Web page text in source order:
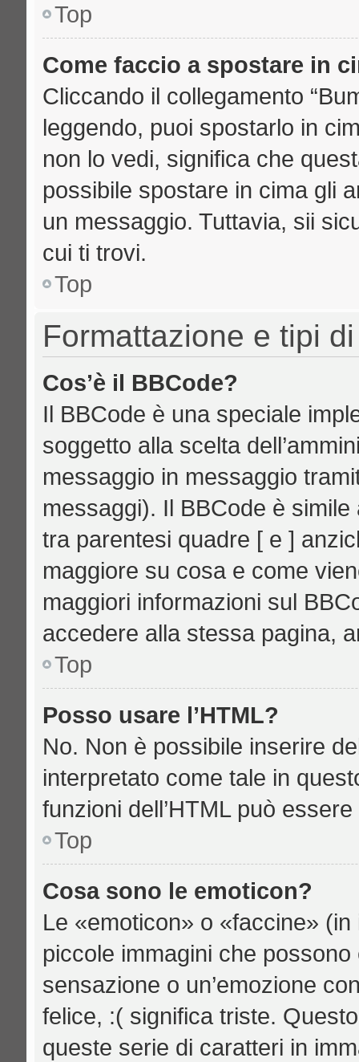
Top
Come faccio a spostare in
Cliccando il collegamento
leggendo, puoi spostarlo in
non lo vedi, significa che
possibile spostare in cima gli
un messaggio. Tuttavia, sii
cui ti trovi.
Top
Formattazione e tipi
Cos’è il BBCode?
Il BBCode è una speciale
soggetto alla scelta
messaggio in messaggio
messaggi). Il BBCode è
tra parentesi quadre [ e ]
maggiore su cosa e come
maggiori informazioni sul
accedere alla stessa pagina,
Top
Posso usare l’HTML?
No. Non è possibile inserire
interpretato come tale in
funzioni dell’HTML può
Top
Cosa sono le emoticon?
Le «emoticon» o «faccine»
piccole immagini che
sensazione o un’emozione
felice, :( significa triste.
queste serie di caratteri in